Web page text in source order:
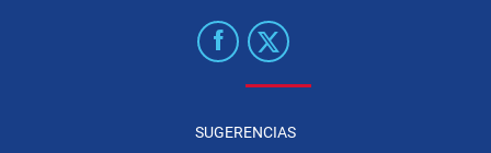
SUGERENCIAS